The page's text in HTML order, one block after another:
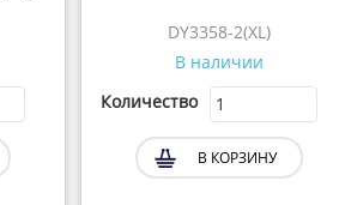
DY3358-2(XL)
В наличии
Количество
В КОРЗИНУ